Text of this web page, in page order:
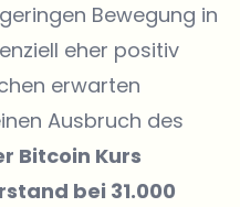
Bewegung in
eher positiv
erwarten
Ausbruch des
Bitcoin Kurs
bei 31.000